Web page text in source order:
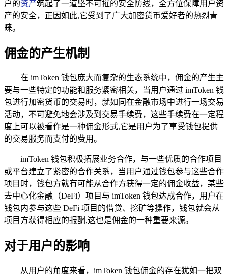
户的资产筑起了一道坚不可摧的安全防线，全方位保障用户资
产的安全，正因如此,它受到了广大加密货币爱好者的热烈青
睐。
佣金的产生机制
在 imToken 钱包庞大而复杂的生态系统中，佣金的产生主
要与一些特定的功能和服务紧密相关，当用户通过 imToken 钱
包进行加密货币的交易时，就如同在金融市场中进行一场交易
活动，不可避免地会涉及到交易手续费，这些手续费在一定程
度上可以被看作是一种佣金形式,它是用户为了享受钱包提供
的交易服务而支付的费用。
imToken 钱包积极拓展业务合作，与一些优质的合作项目
或平台建立了紧密的合作关系，当用户通过钱包参与这些合作
项目时，钱包方就有可能从合作方获得一定的佣金收益，某些
去中心化金融（DeFi）项目与 imToken 钱包达成合作，用户在
钱包内参与这些 DeFi 项目的借贷、挖矿等操作，钱包就会从
项目方获得相应的报酬,这也是佣金的一种重要来源。
对于用户的影响
从用户的角度来看，imToken 钱包佣金的存在犹如一把双